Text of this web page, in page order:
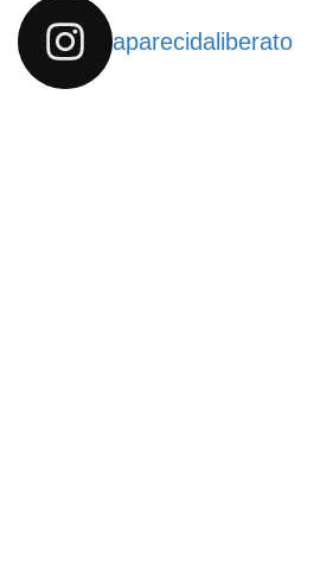
aparecidaliberato